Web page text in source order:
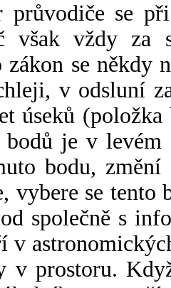
průvodiče se
však vždy za
zákon se někdy
v odsluní
úseků
bodů je v
bodu,
vybere se tento
společně s
v
v prostoru.